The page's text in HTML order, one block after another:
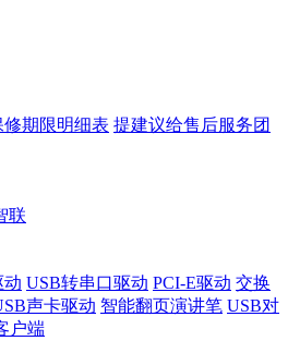
期限明细表 提建议给售后服务团
联
动 USB转串口驱动 PCI-E驱动 交换
声卡驱动 智能翻页演讲笔 USB对
户端